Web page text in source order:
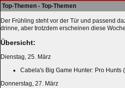
Top-Themen - Top-Themen
Der Frühling steht vor der Tür und passend
drinne, aber trotzdem erscheinen diese
Übersicht:
Dienstag, 25. März
Cabela's Big Game Hunter: Pro Hunts
Donnerstag, 27. März